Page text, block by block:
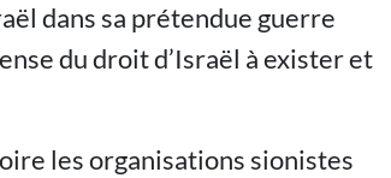
dans sa prétendue guerre
du droit d’Israël à exister et
les organisations sionistes